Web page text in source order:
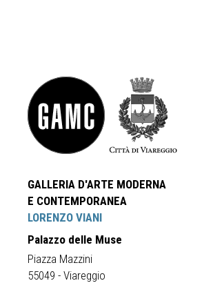
GALLERIA D'ARTE MODERNA
E CONTEMPORANEA
LORENZO VIANI
Palazzo delle Muse
Piazza Mazzini
55049 - Viareggio